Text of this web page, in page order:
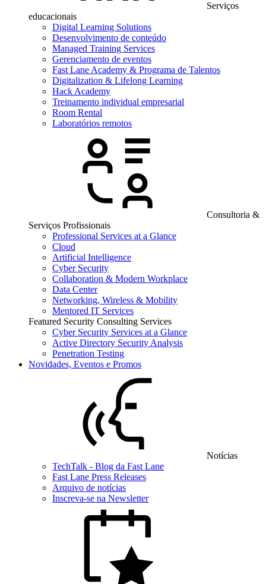
Serviços
educacionais
Digital Learning Solutions
Desenvolvimento de conteúdo
Managed Training Services
Gerenciamento de eventos
Fast Lane Academy & Programa de Talentos
Digitalization & Lifelong Learning
Hack Academy
Treinamento individual empresarial
Room Rental
Laboratórios remotos
Consultoria &
Serviços Profissionais
Professional Services at a Glance
Cloud
Artificial Intelligence
Cyber Security
Collaboration & Modern Workplace
Data Center
Networking, Wireless & Mobility
Mentored IT Services
Featured Security Consulting Services
Cyber Security Services at a Glance
Active Directory Security Analysis
Penetration Testing
Novidades, Eventos e Promos
Notícias
TechTalk - Blog da Fast Lane
Fast Lane Press Releases
Arquivo de notícias
Inscreva-se na Newsletter